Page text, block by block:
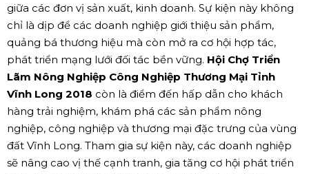
giữa các đơn vị sản xuất, kinh doanh. Sự kiện này không
chỉ là dịp để các doanh nghiệp giới thiệu sản phẩm,
quảng bá thương hiệu mà còn mở ra cơ hội hợp tác,
phát triển mạng lưới đối tác bền vững. Hội Chợ Triển
Lãm Nông Nghiệp Công Nghiệp Thương Mại Tỉnh
Vĩnh Long 2018 còn là điểm đến hấp dẫn cho khách
hàng trải nghiệm, khám phá các sản phẩm nông
nghiệp, công nghiệp và thương mại đặc trưng của vùng
đất Vĩnh Long. Tham gia sự kiện này, các doanh nghiệp
sẽ nâng cao vị thế cạnh tranh, gia tăng cơ hội phát triển